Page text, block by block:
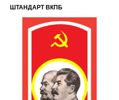
ШТАНДАРТ ВКПБ